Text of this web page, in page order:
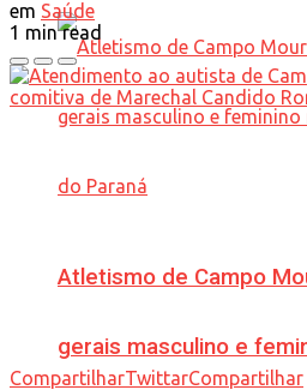
Atletismo de Campo
gerais masculino e
em Saúde
1 min read
CompartilharTwittarCompartilhar